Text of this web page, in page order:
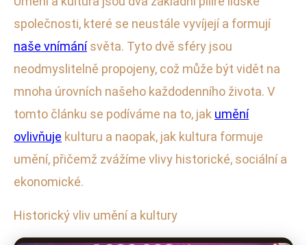
společnosti, které se neustále vyvíjejí a formují
naše vnímánísvěta. Tyto dvě sféry jsou
neodmyslitelně propojeny, což může být vidět na
mnoha úrovních našeho každodenního života. V
tomto článku se podíváme na to, jak umění
ovlivňuje kulturu a naopak, jak kultura formuje
umění, přičemž zvážíme vlivy historické, sociální a
ekonomické.
Historický vliv umění a kultury